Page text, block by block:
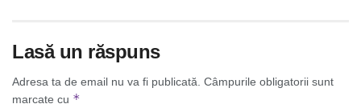
Lasă un răspuns
Adresa ta de email nu va fi publicată. Câmpurile obligatorii sunt
marcate cu *